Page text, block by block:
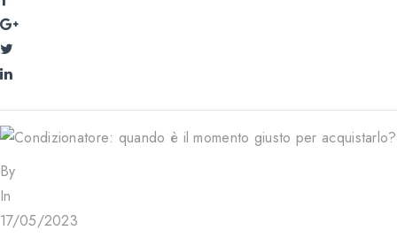
By
In
17/05/2023